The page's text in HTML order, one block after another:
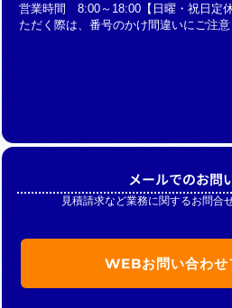
営業時間 8:00～18:00【日曜・祝日定
ただく際は、番号のかけ間違いにご注意
メールでのお問
見積請求など業務に関するお問合
WEBお問い合わせ